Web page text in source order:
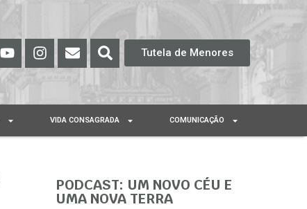
Tutela de Menores
VIDA CONSAGRADA COMUNICAÇÃO
PODCAST: UM NOVO CÉU E
UMA NOVA TERRA